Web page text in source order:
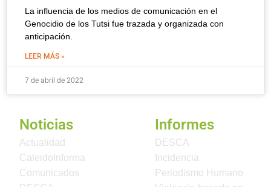
La influencia de los medios de comunicación en el
Genocidio de los Tutsi fue trazada y organizada con
anticipación.
LEER MÁS »
7 de abril de 2022
Noticias
Actualidad
CaleidoInforma
Comunicados
Informes
DESCA
Incidencia
Periodismo Humano